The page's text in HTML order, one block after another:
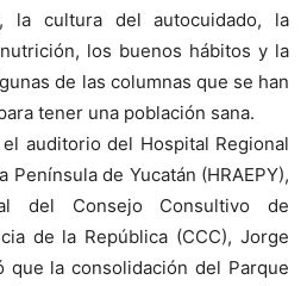
la cultura del autocuidado, la
los buenos hábitos y la
de las columnas que se han
tener una población sana.
auditorio del Hospital Regional
Península de Yucatán (HRAEPY),
del Consejo Consultivo de
de la República (CCC), Jorge
que la consolidación del Parque